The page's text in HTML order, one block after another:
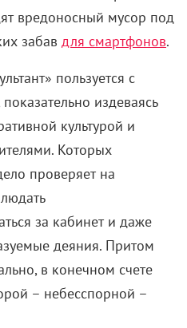
вредоносный мусор под
забав для смартфонов.
пользуется с
издеваясь
культурой и
Которых
проверяет на
за кабинет и даже
деяния. Притом
в конечном счете
– небесспорной –